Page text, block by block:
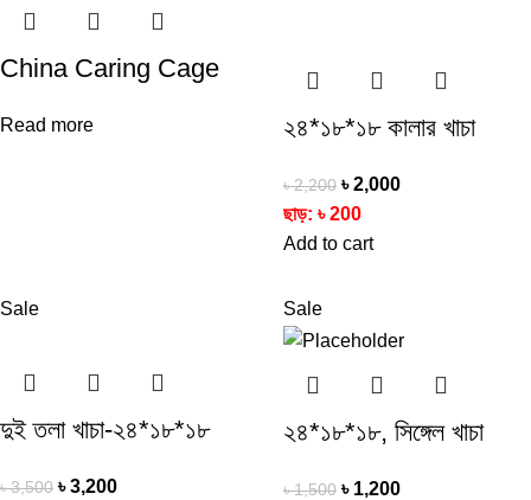
China Caring Cage
Read more ২৪*১৮*১৮ কালার খাচা
৳2,200 ৳2,000
ছাড়: ৳200
Add to cart
Sale
দুই তলা খাচা-২৪*১৮*১৮
৳3,500 ৳3,200
Sale
২৪*১৮*১৮, সিঙ্গেল খাচা
৳1,500 ৳ 1,200